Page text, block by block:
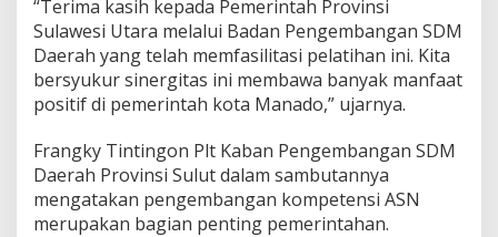
“Terima kasih kepada Pemerintah Provinsi
Sulawesi Utara melalui Badan Pengembangan SDM
Daerah yang telah memfasilitasi pelatihan ini. Kita
bersyukur sinergitas ini membawa banyak manfaat
positif di pemerintah kota Manado,” ujarnya.
Frangky Tintingon Plt Kaban Pengembangan SDM
Daerah Provinsi Sulut dalam sambutannya
mengatakan pengembangan kompetensi ASN
merupakan bagian penting pemerintahan.